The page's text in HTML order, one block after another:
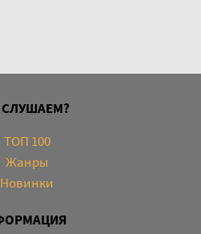
ТОП 100
Жанры
Новинки